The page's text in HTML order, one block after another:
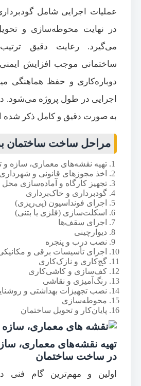
عملیات اجرایی شامل
در نهایت محوطه‌سازی و
می‌گیرد. رعایت دقیق
ساختمانی موجب افزایش
دوباره‌کاری و حفظ هماهنگی
اجرایی در طول پروژه می‌شود.
به صورت دقیق و کامل ذکر
مراحل ساخت ساختمان
تهیه نقشه‌های معماری، سازه و
اخذ مجوزهای قانونی و شهرداری
تجهیز کارگاه و آماده‌سازی محل
گودبرداری و خاک‌برداری
اجرای فونداسیون (پی‌ریزی)
اسکلت‌سازی (فلزی یا بتنی)
اجرای سقف‌ها
دیوارچینی
نصب درب و پنجره
اجرای تأسیسات برقی و
گچ‌کاری و نازک‌کاری
کف‌سازی و کاشی‌کاری
رنگ‌آمیزی و نقاشی
نصب تجهیزات بهداشتی و
محوطه‌سازی
پایان‌کار و تحویل ساختمان
تهیه نقشه‌های معماری،
در ساخت ساختمان
اولین و مهم‌ترین گام فنی